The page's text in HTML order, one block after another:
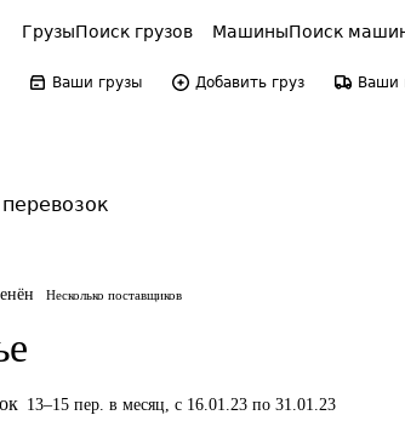
ГрузыПоиск грузов МашиныПоиск
Ваши грузы Добавить груз Ваши
Несколько поставщиков
13–15 пер. в месяц, с 16.01.23 по 31.01.23